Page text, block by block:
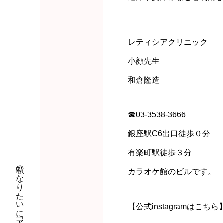
レティシアクリニック
小顔先生
和倉隆造
☎︎03-3538-3666
銀座駅C6出口徒歩０分
有楽町駅徒歩３分
カラオケ館のビルです。
【公式instagramはこちら